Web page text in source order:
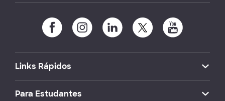
Links Rápidos
Para Estudantes